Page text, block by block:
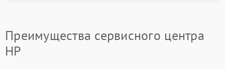
Преимущества сервисного центра
HP